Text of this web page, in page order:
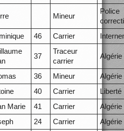
Mineur
Police
46 Carrier
37
Traceur
carrier
36 Mineur
Algérie
40 Carrier
Liberté
Marie 41 Carrier
24 Carrier
Algérie